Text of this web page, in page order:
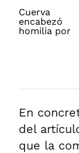
En
del
que la